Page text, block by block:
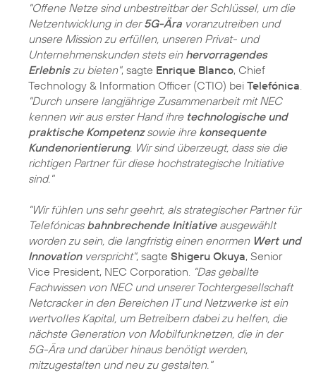
"Offene Netze sind unbestreitbar der Schlüssel, um die
Netzentwicklung in der5G-Ära voranzutreiben und
unsere Mission zu erfüllen, unseren Privat- und
Unternehmenskunden stets ein hervorragendes
Erlebniszu bieten", sagte Enrique Blanco, Chief
Technology & Information Officer (CTIO) bei Telefónica.
"Durch unsere langjährige Zusammenarbeit mit NEC
kennen wir aus erster Hand ihre technologische und
praktische Kompetenzsowie ihre konsequente
Kundenorientierung. Wir sind überzeugt, dass sie die
richtigen Partner für diese hochstrategische Initiative
sind."
"Wir fühlen uns sehr geehrt, als strategischer Partner für
Telefónicas bahnbrechende Initiativeausgewählt
worden zu sein, die langfristig einen enormen Wert und
Innovationverspricht", sagte Shigeru Okuya, Senior
Vice President, NEC Corporation. "Das geballte
Fachwissen von NEC und unserer Tochtergesellschaft
Netcracker in den Bereichen IT und Netzwerke ist ein
wertvolles Kapital, um Betreibern dabei zu helfen, die
nächste Generation von Mobilfunknetzen, die in der
5G-Ära und darüber hinaus benötigt werden,
mitzugestalten und neu zu gestalten."